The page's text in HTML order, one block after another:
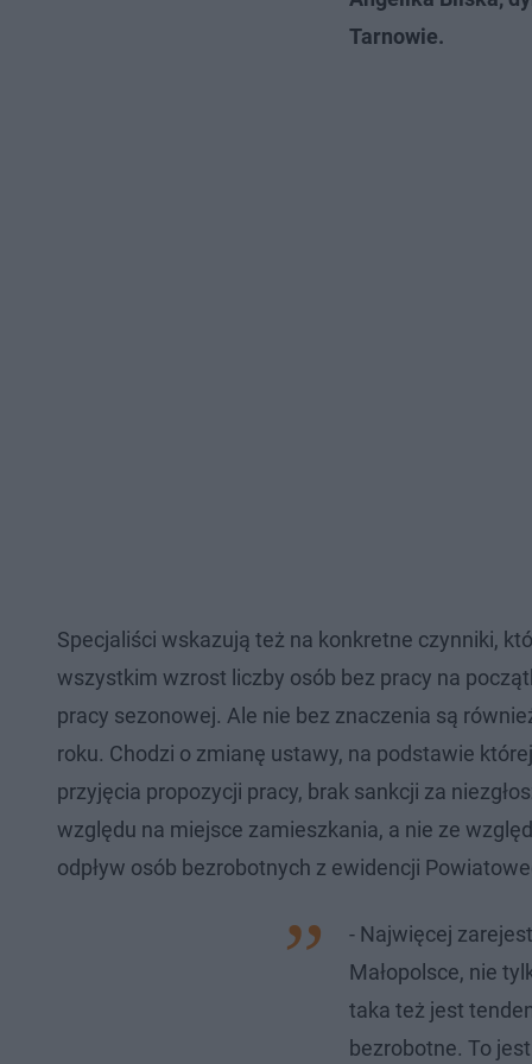
Tarnowie.
Specjaliści wskazują też na konkretne czynniki,
wszystkim wzrost liczby osób bez pracy na
pracy sezonowej. Ale nie bez znaczenia są
roku. Chodzi o zmianę ustawy, na podstawie
przyjęcia propozycji pracy, brak sankcji za
względu na miejsce zamieszkania, a nie ze
odpływ osób bezrobotnych z ewidencji
- Najwięcej
Małopolsce, nie
taka też jest
bezrobotne. To